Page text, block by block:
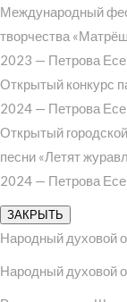
Международный
творчества
2023 — Петрова
Открытый конкурс
2024 — Петрова
Открытый
песни «Летят
2024 — Петрова
ЗАКРЫТЬ
Народный духовой
Народный духовой